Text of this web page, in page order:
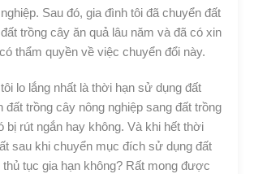
Sau đó, gia đình tôi đã chuyển đất
trồng cây ăn quả lâu năm và đã có xin
thẩm quyền về việc chuyển đổi này.
lo lắng nhất là thời hạn sử dụng đất
đất trồng cây nông nghiệp sang đất trồng
bị rút ngắn hay không. Và khi hết thời
sau khi chuyển mục đích sử dụng đất
tục gia hạn không? Rất mong được